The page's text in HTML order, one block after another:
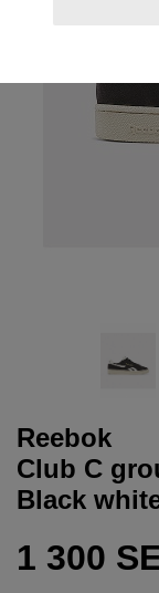
Reebok
Club C
Black
1 300